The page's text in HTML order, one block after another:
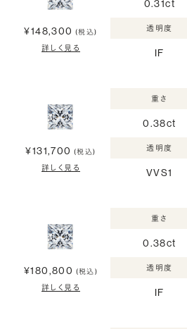
¥148,300 (税込)
詳しく見る
0.31ct
透明度
IF
¥131,700 (税込)
詳しく見る
重さ
0.38ct
透明度
VVS1
¥180,800 (税込)
詳しく見る
重さ
0.38ct
透明度
IF